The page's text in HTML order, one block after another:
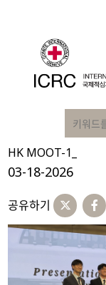
HK MOOT-1_
03-18-2026
공유하기